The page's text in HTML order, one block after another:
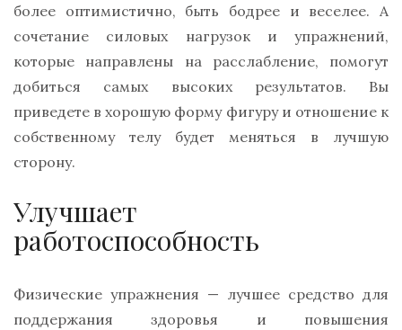
более оптимистично, быть бодрее и веселее. А
сочетание силовых нагрузок и упражнений,
которые направлены на расслабление, помогут
добиться самых высоких результатов. Вы
приведете в хорошую форму фигуру и отношение к
собственному телу будет меняться в лучшую
сторону.
Улучшает
работоспособность
Физические упражнения — лучшее средство для
поддержания здоровья и повышения